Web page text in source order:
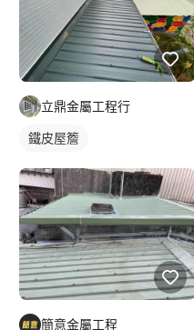
立鼎金屬工程行
鐵皮屋簷
簡意金屬工程